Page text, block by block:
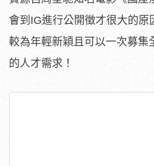
會到IG進行公開徵才很大的原
較為年輕新穎且可以一次募集
的人才需求！